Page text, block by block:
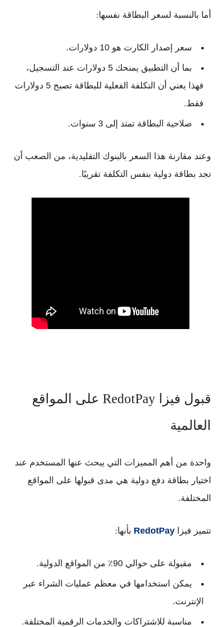
أما بالنسبة لسعر البطاقة نفسها:
سعر إصدار الكارت هو 10 دولارات .
بما أن التطبيق يمنحك 5 دولارات عند التسجيل
،
فهذا يعني أن التكلفة الفعلية للبطاقة تصبح
5 دولارات
فقط.
صلاحية البطاقة تمتد إلى 3 سنوات .
وعند مقارنة هذا السعر بالبنوك التقليدية، من الصعب أن
تجد بطاقة دولية بنفس التكلفة تقريبًا.
قبول فيزا RedotPay على المواقع
العالمية
واحدة من أهم المميزات التي يبحث عنها المستخدم عند
اختيار بطاقة دفع دولية هي مدى قبولها على المواقع
المختلفة.
تتميز فيزا RedotPay بأنها:
مقبولة على حوالي 90٪ من المواقع الدولية .
يمكن استخدامها في معظم عمليات الشراء عبر
الإنترنت.
مناسبة للاشتراكات والخدمات الرقمية المختلفة.